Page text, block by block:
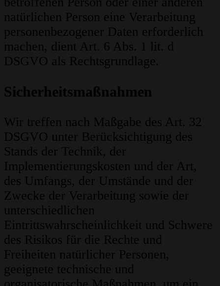
natürlichen Person eine Verarbeitung
personenbezogener Daten erforderlich
machen, dient Art. 6 Abs. 1 lit. d
DSGVO als Rechtsgrundlage.
Sicherheitsmaßnahmen
Wir treffen nach Maßgabe des Art. 32
DSGVO unter Berücksichtigung des
Stands der Technik, der
Implementierungskosten und der Art,
des Umfangs, der Umstände und der
Zwecke der Verarbeitung sowie der
unterschiedlichen
Eintrittswahrscheinlichkeit und Schwere
des Risikos für die Rechte und
Freiheiten natürlicher Personen,
geeignete technische und